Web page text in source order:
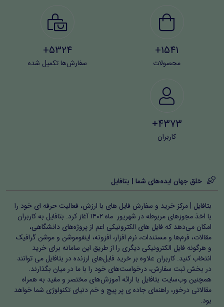
1541+
محصولات
5324+
سفارش‌ها تکمیل شده
4373+
کاربران
خلق جهان ایده‌های شما | بتافایل
بتافایل | مرکز خرید و سفارش فایل های با ارزش، فعالیت حرفه ای خود را
با اخذ مجوزهای مربوطه در شهریور ماه ۱۴۰۲ آغاز کرد. بتافایل به کاربران
امکان می‌دهد که فایل های الکترونیکی اعم از پروژه‌های دانشگاهی،
مقالات، فرم‌ها و مستندات، نرم افزار، افزونه، اینفوموشن و موشن گرافیک
و هرگونه فایل الکترونیکی دیگری را از طریق این سامانه برای خرید
انتخاب کنید. کاربران علاوه بر خرید فایل‌های ارزنده در بتافایل می توانند
در بخش ثبت سفارش، درخواست‌های خود را با ما در میان بگذارند.
همچنین وب‌سایت بتافایل با ارائه آموزش‌های مختصر و مفید به همراه
مقالاتی درخور، راهنمای جاده ی پر پیچ و خم دنیای تکنولوژی شما خواهد
بود.